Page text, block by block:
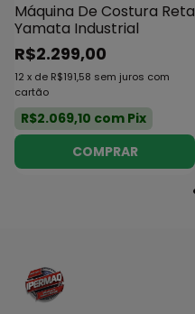
Máquina De Costura Reta
Yamata Industrial
R$2.299,00
12 x de R$191,58 sem juros com
cartão
R$2.069,10 com Pix